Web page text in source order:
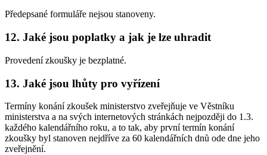
Předepsané formuláře nejsou stanoveny.
12. Jaké jsou poplatky a jak je lze uhradit
Provedení zkoušky je bezplatné.
13. Jaké jsou lhůty pro vyřízení
Termíny konání zkoušek ministerstvo zveřejňuje ve Věstníku
ministerstva a na svých internetových stránkách nejpozději do 1.3.
každého kalendářního roku, a to tak, aby první termín konání
zkoušky byl stanoven nejdříve za 60 kalendářních dnů ode dne jeho
zveřejnění.